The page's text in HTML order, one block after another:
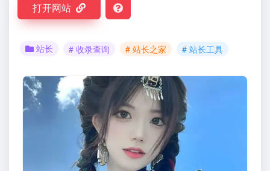
打开网站
站长 # 收录查询 # 站长之家 # 站长工具